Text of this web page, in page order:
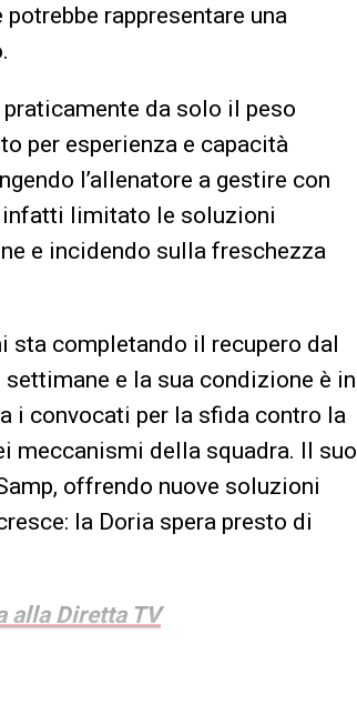
rappresentare una
da solo il peso
per esperienza e capacità
l’allenatore a gestire con
infatti limitato le soluzioni
e incidendo sulla freschezza
sta completando il recupero dal
e la sua condizione è in
i convocati per la sfida contro la
meccanismi della squadra. Il suo
offrendo nuove soluzioni
la Doria spera presto di
alla Diretta TV